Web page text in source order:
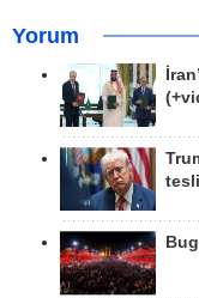
Yorum